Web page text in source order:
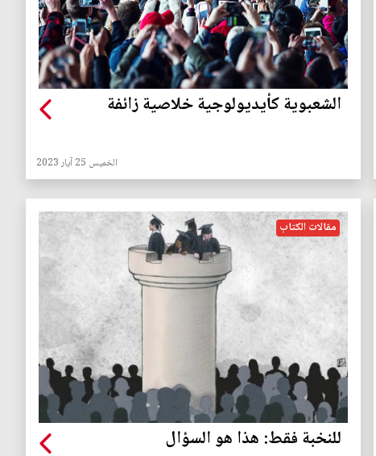
الشعبوية كأيديولوجية خلاصية زائفة
الخميس 25 آيار 2023
مقالات الكتاب
للنخبة فقط: هذا هو السؤال